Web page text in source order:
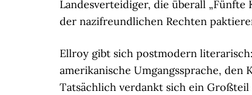
Landesverteidiger, die überall
der nazifreundlichen Rechten
Ellroy gibt sich postmodern
amerikanische Umgangssprache, den
Tatsächlich verdankt sich ein